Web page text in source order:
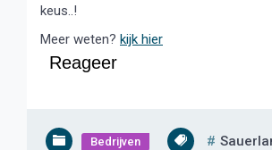
keus..!
Meer weten? kijk hier
Reageer
Bedrijven